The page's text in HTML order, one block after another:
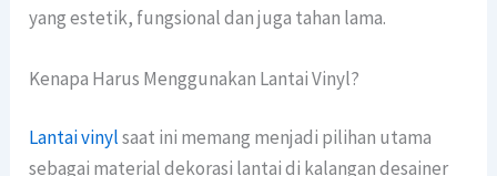
yang estetik, fungsional dan juga tahan lama.
Kenapa Harus Menggunakan Lantai Vinyl?
Lantai vinylsaat ini memang menjadi pilihan utama
sebagai material dekorasi lantai di kalangan desainer